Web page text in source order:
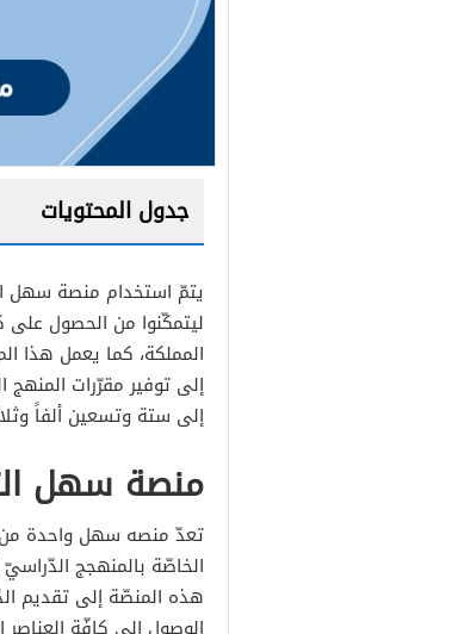
جدول المحتويات
يتمّ استخدام منصة سهل
ليتمكّنوا من الحصول على
المملكة، كما يعمل هذا
إلى توفير مقرّرات
إلى ستة وتسعين ألفاً
منصة سهل
تعدّ منصه سهل واحدة من
الخاصّة بالمنهجج
هذه المنصّة إلى تقديم